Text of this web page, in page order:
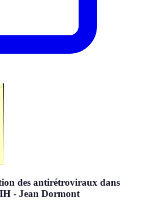
des antirétroviraux dans
- Jean Dormont